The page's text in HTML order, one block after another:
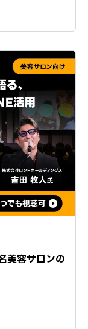
美容サロンの